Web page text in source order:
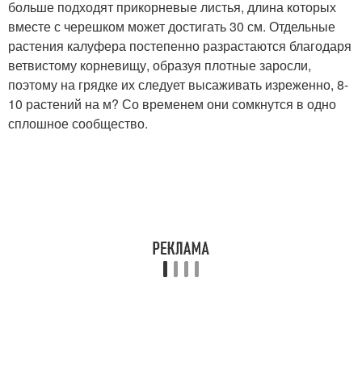
больше подходят прикорневые листья, длина которых
вместе с черешком может достигать 30 см. Отдельные
растения калуфера постепенно разрастаются благодаря
ветвистому корневищу, образуя плотные заросли,
поэтому на грядке их следует высаживать изреженно, 8-
10 растений на м? Со временем они сомкнутся в одно
сплошное сообщество.